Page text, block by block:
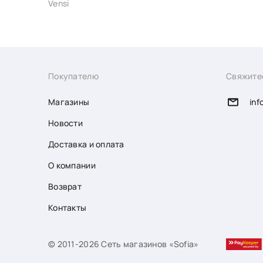
Vensi
Покупателю
Магазины
Новости
Доставка и оплата
О компании
Возврат
Контакты
© 2011-2026 Сеть магазинов «Sofia»